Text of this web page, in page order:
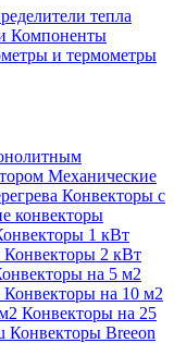
тепла
Компоненты
и термометры
Механические
Конвекторы с
конвекторы
1 кВт
Конвекторы 2 кВт
на 5 м2
Конвекторы на 10 м2
Конвекторы на 25
Конвекторы Breeon